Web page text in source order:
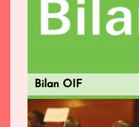
Bilan OIF